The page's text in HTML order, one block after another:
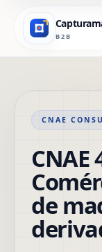
B2B
CNAE
CNAE
de